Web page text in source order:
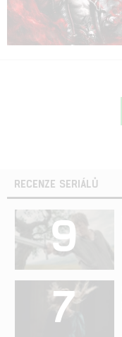
RECENZE SERIÁLŮ
9
7